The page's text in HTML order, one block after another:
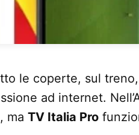
le coperte, sul
ad internet.
ma TV Italia Pro